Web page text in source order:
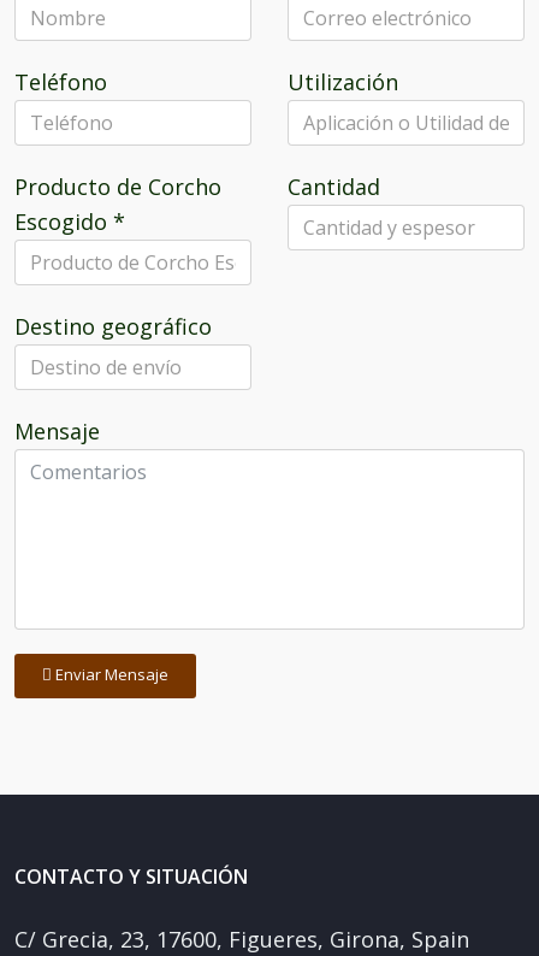
Teléfono Utilización
Producto de Corcho
Escogido *
Cantidad
Destino geográfico
Mensaje
Enviar Mensaje
CONTACTO Y SITUACIÓN
C/ Grecia, 23, 17600, Figueres, Girona, Spain